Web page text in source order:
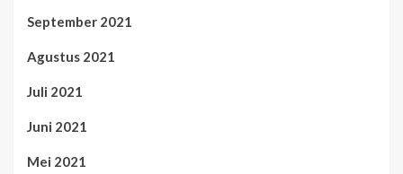
September 2021
Agustus 2021
Juli 2021
Juni 2021
Mei 2021